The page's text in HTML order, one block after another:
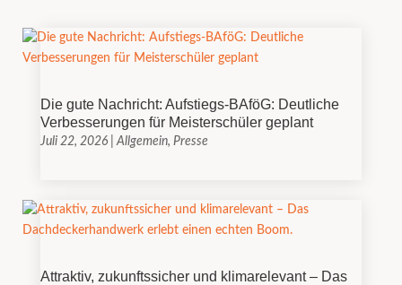
Die gute Nachricht: Aufstiegs-BAföG: Deutliche
Verbesserungen für Meisterschüler geplant
Juli 22, 2026|Allgemein, Presse
Attraktiv, zukunftssicher und klimarelevant – Das